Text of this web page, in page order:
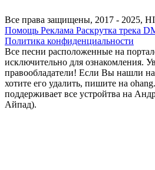
Все права защищены, 2017 - 2025,
Помощь Реклама Раскрутка трека
Политика конфиденциальности
Все песни расположенные на
исключительно для ознакомления.
правообладатели! Если Вы нашли
хотите его удалить, пишите на
поддерживает все устройтва на
Айпад).